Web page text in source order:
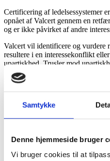
Samtykke
Denne hjemmeside bruger
Vi bruger cookies til at
Certificering af ledelsessystemer
opnået af Valcert gennem en
og er ikke påvirket af andre
Valcert vil identificere og vurdere
resultere i en interessekonflikt
upartiskhed. Trusler mod
begrænset til, følgende:
egeninteressetrusler:
subjektivitetstrusler: